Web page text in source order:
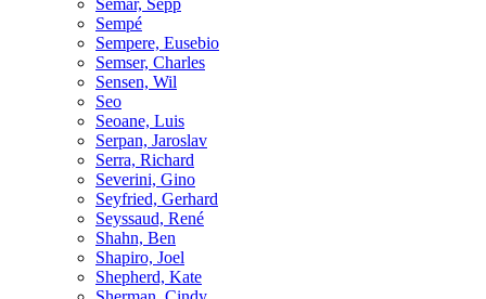
Sempé
Sempere, Eusebio
Semser, Charles
Sensen, Wil
Seo
Seoane, Luis
Serpan, Jaroslav
Serra, Richard
Severini, Gino
Seyfried, Gerhard
Seyssaud, René
Shahn, Ben
Shapiro, Joel
Shepherd, Kate